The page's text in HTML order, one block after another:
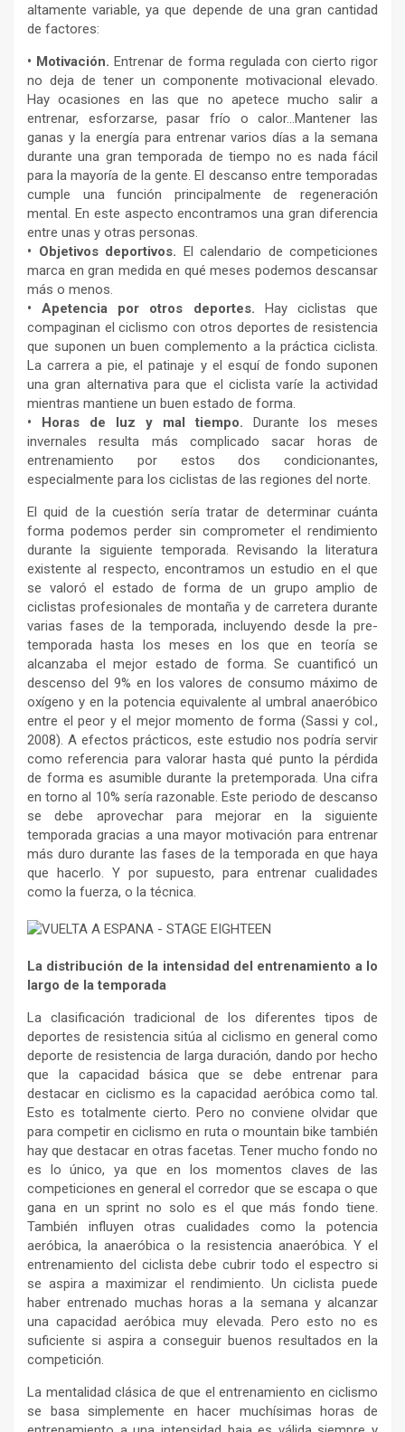
altamente variable, ya que depende de una gran cantidad
de factores:
• Motivación. Entrenar de forma regulada con cierto rigor
no deja de tener un componente motivacional elevado.
Hay ocasiones en las que no apetece mucho salir a
entrenar, esforzarse, pasar frío o calor…Mantener las
ganas y la energía para entrenar varios días a la semana
durante una gran temporada de tiempo no es nada fácil
para la mayoría de la gente. El descanso entre temporadas
cumple una función principalmente de regeneración
mental. En este aspecto encontramos una gran diferencia
entre unas y otras personas.
• Objetivos deportivos. El calendario de competiciones
marca en gran medida en qué meses podemos descansar
más o menos.
• Apetencia por otros deportes. Hay ciclistas que
compaginan el ciclismo con otros deportes de resistencia
que suponen un buen complemento a la práctica ciclista.
La carrera a pie, el patinaje y el esquí de fondo suponen
una gran alternativa para que el ciclista varíe la actividad
mientras mantiene un buen estado de forma.
• Horas de luz y mal tiempo. Durante los meses
invernales resulta más complicado sacar horas de
entrenamiento por estos dos condicionantes,
especialmente para los ciclistas de las regiones del norte.
El quid de la cuestión sería tratar de determinar cuánta
forma podemos perder sin comprometer el rendimiento
durante la siguiente temporada. Revisando la literatura
existente al respecto, encontramos un estudio en el que
se valoró el estado de forma de un grupo amplio de
ciclistas profesionales de montaña y de carretera durante
varias fases de la temporada, incluyendo desde la pre-
temporada hasta los meses en los que en teoría se
alcanzaba el mejor estado de forma. Se cuantificó un
descenso del 9% en los valores de consumo máximo de
oxígeno y en la potencia equivalente al umbral anaeróbico
entre el peor y el mejor momento de forma (Sassi y col.,
2008). A efectos prácticos, este estudio nos podría servir
como referencia para valorar hasta qué punto la pérdida
de forma es asumible durante la pretemporada. Una cifra
en torno al 10% sería razonable. Este periodo de descanso
se debe aprovechar para mejorar en la siguiente
temporada gracias a una mayor motivación para entrenar
más duro durante las fases de la temporada en que haya
que hacerlo. Y por supuesto, para entrenar cualidades
como la fuerza, o la técnica.
La distribución de la intensidad del entrenamiento a lo
largo de la temporada
La clasificación tradicional de los diferentes tipos de
deportes de resistencia sitúa al ciclismo en general como
deporte de resistencia de larga duración, dando por hecho
que la capacidad básica que se debe entrenar para
destacar en ciclismo es la capacidad aeróbica como tal.
Esto es totalmente cierto. Pero no conviene olvidar que
para competir en ciclismo en ruta o mountain bike también
hay que destacar en otras facetas. Tener mucho fondo no
es lo único, ya que en los momentos claves de las
competiciones en general el corredor que se escapa o que
gana en un sprint no solo es el que más fondo tiene.
También influyen otras cualidades como la potencia
aeróbica, la anaeróbica o la resistencia anaeróbica. Y el
entrenamiento del ciclista debe cubrir todo el espectro si
se aspira a maximizar el rendimiento. Un ciclista puede
haber entrenado muchas horas a la semana y alcanzar
una capacidad aeróbica muy elevada. Pero esto no es
suficiente si aspira a conseguir buenos resultados en la
competición.
La mentalidad clásica de que el entrenamiento en ciclismo
se basa simplemente en hacer muchísimas horas de